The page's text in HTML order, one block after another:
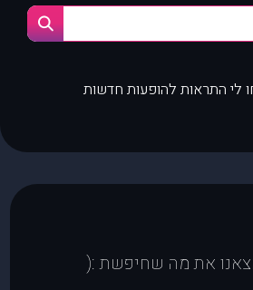
לי התראות להופעות חדשות
את מה שחיפשת :(